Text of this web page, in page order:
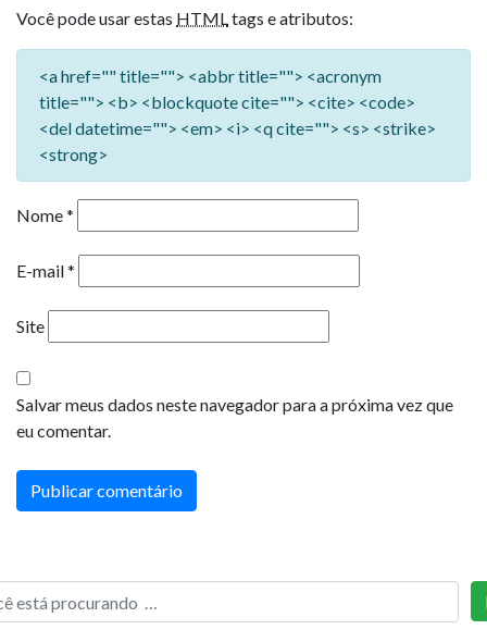
Você pode usar estas HTMLtags e atributos:
<a href="" title=""> <abbr title=""> <acronym
title=""> <b> <blockquote cite=""> <cite> <code>
<del datetime=""> <em> <i> <q cite=""> <s> <strike>
<strong>
Nome*
E-mail*
Site
Salvar meus dados neste navegador para a próxima vez que
eu comentar.